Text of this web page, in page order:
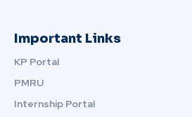
Important Links
KP Portal
PMRU
Internship Portal